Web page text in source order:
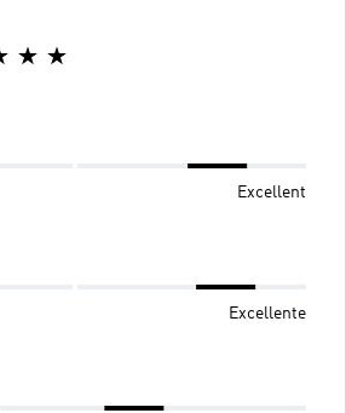
Excellent
Excellente